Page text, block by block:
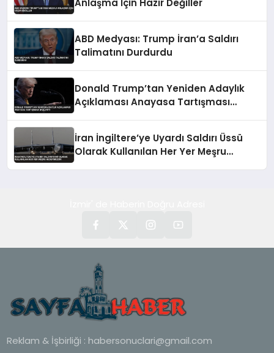
Anlaşma İçin Hazır Değiller
ABD Medyası: Trump İran’a Saldırı
Talimatını Durdurdu
Donald Trump’tan Yeniden Adaylık
Açıklaması Anayasa Tartışması
İran İngiltere’ye Uyardı Saldırı Üssü
Olarak Kullanılan Her Yer Meşru
Reklam & İşbirliği : habersonuclari@gmail.com